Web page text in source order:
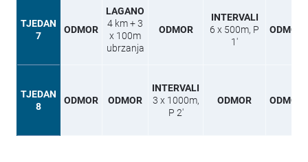
TJEDAN
7
ODMOR
LAGANO
4 km + 3
x 100m
ubrzanja
ODMOR
INTERVALI
6 x 500m, P
1′
ODMOR
TJEDAN
8
ODMOR ODMOR
INTERVALI
3 x 1000m,
P 2′
ODMOR ODMOR